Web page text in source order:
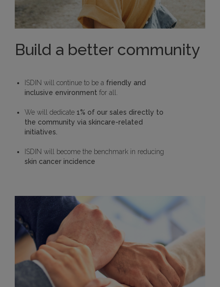
Build a better community
ISDIN will continue to be a friendly and
inclusive environment for all.
We will dedicate 1% of our sales directly to
the community via skincare-related
initiatives.
ISDIN will become the benchmark in reducing
skin cancer incidence